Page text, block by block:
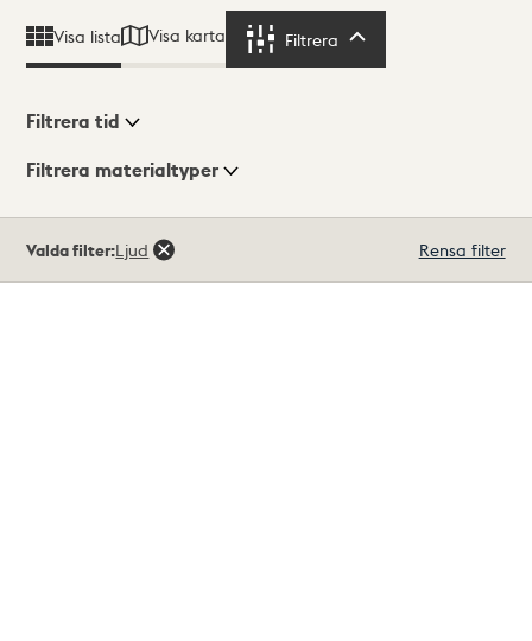
Visa lista Visa karta Filtrera
Visningsläge
Filtrera tid
Filtrera materialtyper
träffar
Valda filter:Ljud Rensa filter